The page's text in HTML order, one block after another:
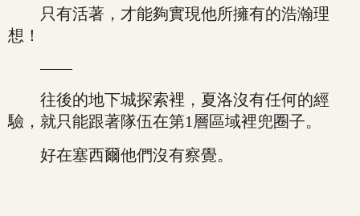
只有活著，才能夠實現他所擁有的浩瀚理
想！
——
往後的地下城探索裡，夏洛沒有任何的經
驗，就只能跟著隊伍在第1層區域裡兜圈子。
好在塞西爾他們沒有察覺。